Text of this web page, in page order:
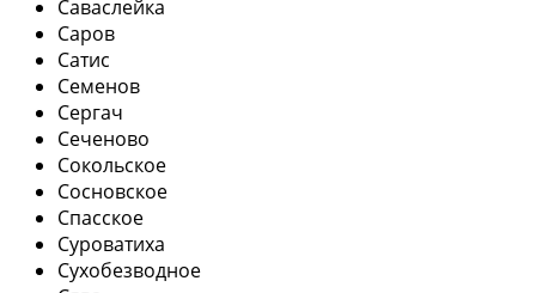
Саваслейка
Саров
Сатис
Семенов
Сергач
Сеченово
Сокольское
Сосновское
Спасское
Суроватиха
Сухобезводное